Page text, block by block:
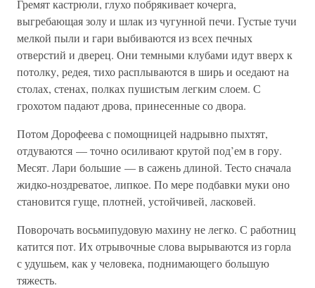
Гремят кастрюли, глухо побрякивает кочерга,
выгребающая золу и шлак из чугунной печи. Густые тучи
мелкой пыли и гари выбиваются из всех печных
отверстий и дверец. Они темными клубами идут вверх к
потолку, редея, тихо расплываются в ширь и оседают на
столах, стенах, полках пушистым легким слоем. С
грохотом падают дрова, принесенные со двора.
Потом Дорофеева с помощницей надрывно пыхтят,
отдуваются — точно осиливают крутой под’ем в гору.
Месят. Лари большие — в сажень длиной. Тесто сначала
жидко-ноздреватое, липкое. По мере подбавки муки оно
становится гуще, плотней, устойчивей, ласковей.
Поворочать восьмипудовую махину не легко. С работниц
катится пот. Их отрывочные слова вырываются из горла
с удушьем, как у человека, поднимающего большую
тяжесть.